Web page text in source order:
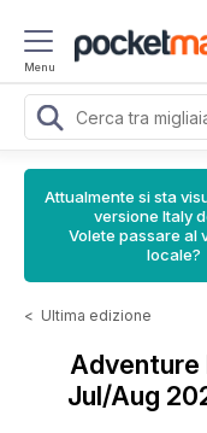
Menu
Attualmente si sta
versione Italy
Volete passare al
locale?
< Ultima edizione
Adventure
Jul/Aug